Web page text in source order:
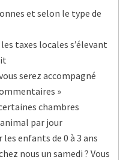
et selon le type de
taxes locales s’élevant
serez accompagné
»
chambres
par jour
enfants de 0 à 3 ans
nous un samedi ? Vous